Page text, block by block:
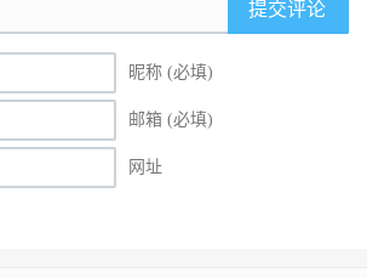
提交评论
昵称 (必填)
邮箱 (必填)
网址